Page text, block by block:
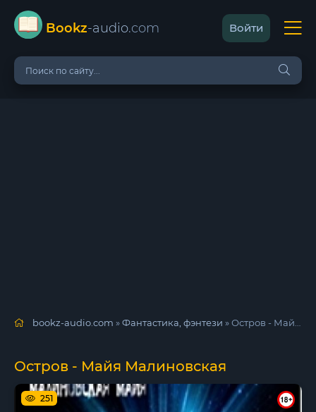
Bookz-audio.com Войти
bookz-audio.com »Фантастика, фэнтези » Остров - Майя Малиновская
Остров - Майя Малиновская
251